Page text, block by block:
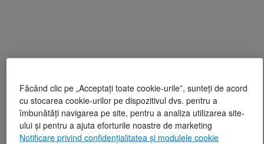
Făcând clic pe „Acceptați toate cookie-urile”, sunteți de acord
cu stocarea cookie-urilor pe dispozitivul dvs. pentru a
îmbunătăți navigarea pe site, pentru a analiza utilizarea site-
ului și pentru a ajuta eforturile noastre de marketing
Notificare privind confidențialitatea și modulele cookie